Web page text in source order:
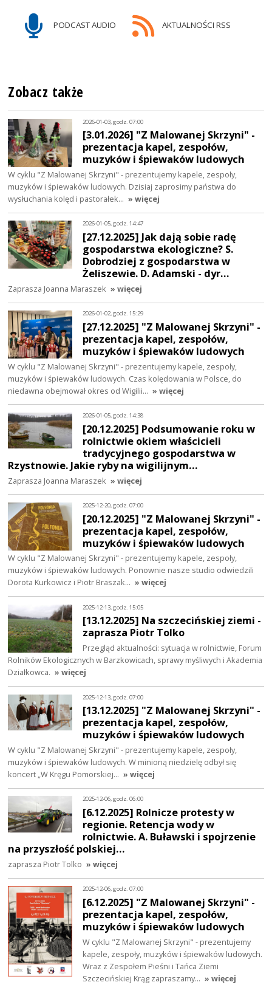
PODCAST AUDIO AKTUALNOŚCI RSS
Zobacz także
2026-01-03, godz. 07:00
[3.01.2026] "Z Malowanej Skrzyni" -
prezentacja kapel, zespołów,
muzyków i śpiewaków ludowych
W cyklu "Z Malowanej Skrzyni" - prezentujemy kapele, zespoły,
muzyków i śpiewaków ludowych. Dzisiaj zaprosimy państwa do
wysłuchania kolęd i pastorałek… » więcej
2026-01-05, godz. 14:47
[27.12.2025] Jak dają sobie radę
gospodarstwa ekologiczne? S.
Dobrodziej z gospodarstwa w
Żeliszewie. D. Adamski - dyr…
Zaprasza Joanna Maraszek » więcej
2026-01-02, godz. 15:29
[27.12.2025] "Z Malowanej Skrzyni" -
prezentacja kapel, zespołów,
muzyków i śpiewaków ludowych
W cyklu "Z Malowanej Skrzyni" - prezentujemy kapele, zespoły,
muzyków i śpiewaków ludowych. Czas kolędowania w Polsce, do
niedawna obejmował okres od Wigilii… » więcej
2026-01-05, godz. 14:38
[20.12.2025] Podsumowanie roku w
rolnictwie okiem właścicieli
tradycyjnego gospodarstwa w
Rzystnowie. Jakie ryby na wigilijnym…
Zaprasza Joanna Maraszek » więcej
2025-12-20, godz. 07:00
[20.12.2025] "Z Malowanej Skrzyni" -
prezentacja kapel, zespołów,
muzyków i śpiewaków ludowych
W cyklu "Z Malowanej Skrzyni" - prezentujemy kapele, zespoły,
muzyków i śpiewaków ludowych. Ponownie nasze studio odwiedzili
Dorota Kurkowicz i Piotr Braszak… » więcej
2025-12-13, godz. 15:05
[13.12.2025] Na szczecińskiej ziemi -
zaprasza Piotr Tolko
Przegląd aktualności: sytuacja w rolnictwie, Forum
Rolników Ekologicznych w Barzkowicach, sprawy myśliwych i Akademia
Działkowca. » więcej
2025-12-13, godz. 07:00
[13.12.2025] "Z Malowanej Skrzyni" -
prezentacja kapel, zespołów,
muzyków i śpiewaków ludowych
W cyklu "Z Malowanej Skrzyni" - prezentujemy kapele, zespoły,
muzyków i śpiewaków ludowych. W minioną niedzielę odbył się
koncert „W Kręgu Pomorskiej… » więcej
2025-12-06, godz. 06:00
[6.12.2025] Rolnicze protesty w
regionie. Retencja wody w
rolnictwie. A. Buławski i spojrzenie
na przyszłość polskiej…
zaprasza Piotr Tolko » więcej
2025-12-06, godz. 07:00
[6.12.2025] "Z Malowanej Skrzyni" -
prezentacja kapel, zespołów,
muzyków i śpiewaków ludowych
W cyklu "Z Malowanej Skrzyni" - prezentujemy
kapele, zespoły, muzyków i śpiewaków ludowych.
Wraz z Zespołem Pieśni i Tańca Ziemi
Szczecińskiej Krąg zapraszamy… » więcej